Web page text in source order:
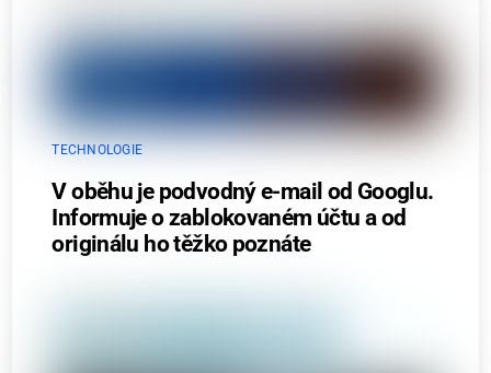
TECHNOLOGIE
V oběhu je podvodný e-mail od Googlu.
Informuje o zablokovaném účtu a od
originálu ho těžko poznáte